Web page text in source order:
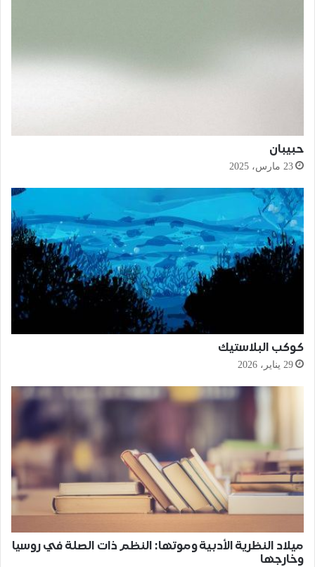
حبيبان
23 مارس، 2025
كوكب البلاستيك
29 يناير، 2026
ميلاد النظرية الأدبية وموتها: النظم ذات الصلة في روسيا
وخارجها